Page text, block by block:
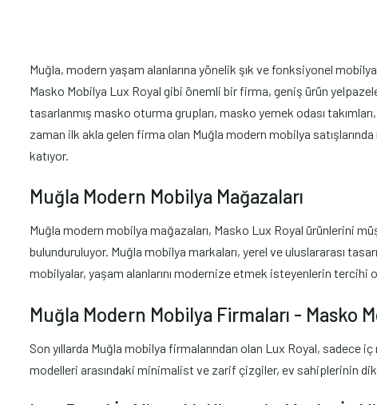
Muğla, modern yaşam alanlarına yönelik şık ve fonksiyonel
Masko Mobilya Lux Royal gibi önemli bir firma, geniş ürün
tasarlanmış masko oturma grupları, masko yemek odası
zaman ilk akla gelen firma olan Muğla modern mobilya
katıyor.
Muğla Modern Mobilya Mağazaları
Muğla modern mobilya mağazaları, Masko Lux Royal ürünlerini
bulunduruluyor. Muğla mobilya markaları, yerel ve uluslararası
mobilyalar, yaşam alanlarını modernize etmek isteyenlerin tercihi
Muğla Modern Mobilya Firmaları - Masko
Son yıllarda Muğla mobilya firmalarından olan Lux Royal, sadece
modelleri arasındaki minimalist ve zarif çizgiler, ev sahiplerinin